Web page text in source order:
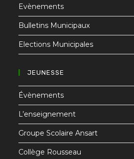
Evènements
Bulletins Municipaux
Elections Municipales
JEUNESSE
Évènements
L’enseignement
Groupe Scolaire Ansart
Collège Rousseau